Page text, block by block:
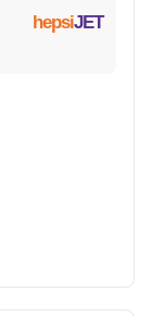
hepsiJET